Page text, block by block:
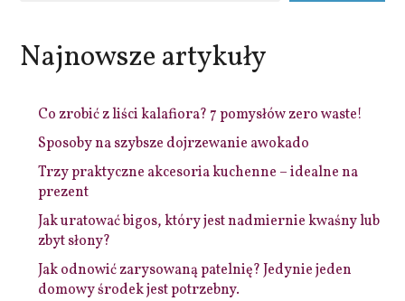
Najnowsze artykuły
Co zrobić z liści kalafiora? 7 pomysłów zero waste!
Sposoby na szybsze dojrzewanie awokado
Trzy praktyczne akcesoria kuchenne – idealne na
prezent
Jak uratować bigos, który jest nadmiernie kwaśny lub
zbyt słony?
Jak odnowić zarysowaną patelnię? Jedynie jeden
domowy środek jest potrzebny.